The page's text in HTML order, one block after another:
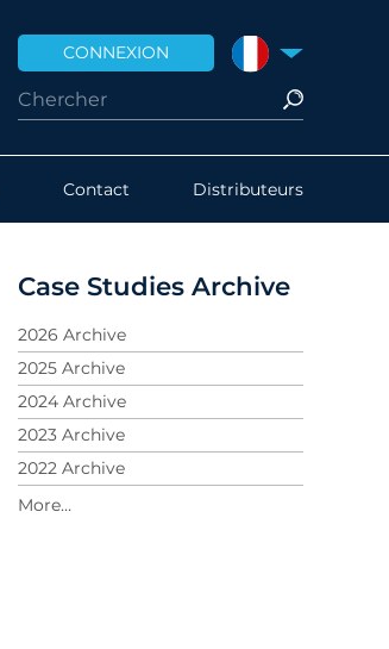
CONNEXION FRANCE
Contact Distributeurs
Case Studies Archive
2026 Archive
2025 Archive
2024 Archive
2023 Archive
2022 Archive
2021 Archive